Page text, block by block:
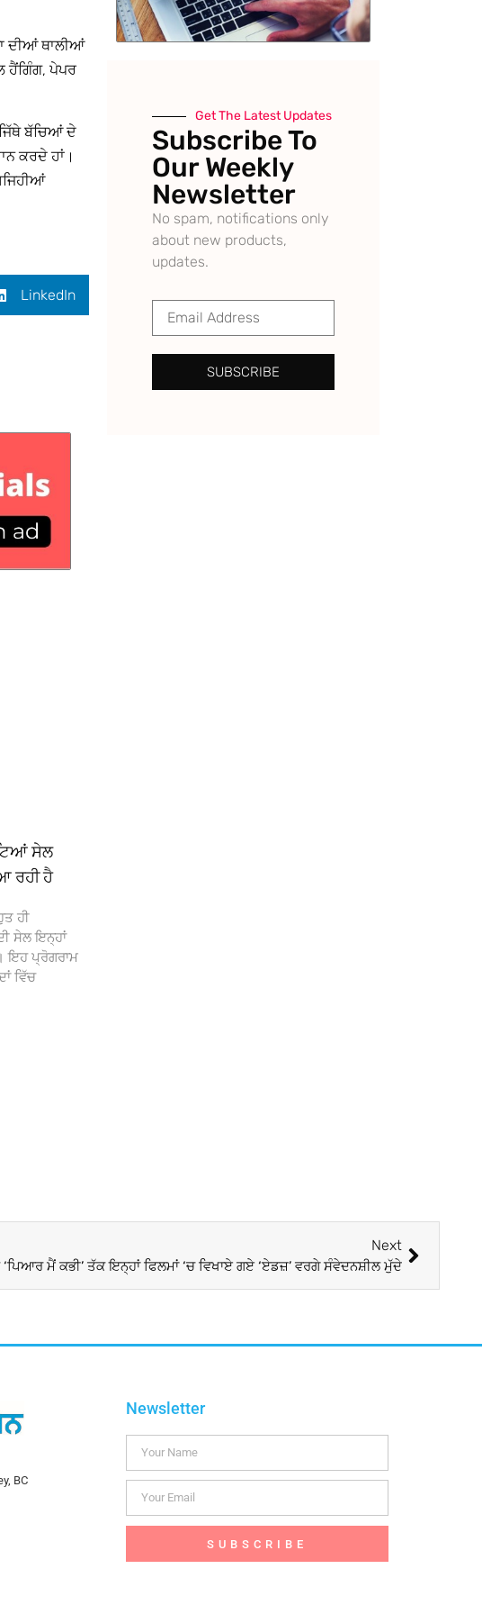
ਦੀਆਂ ਥਾਲੀਆਂ
ਹੈਂਗਿੰਗ, ਪੇਪਰ
ਬੱਚਿਆਂ ਦੇ
ਕਰਦੇ ਹਾਂ।
LinkedIn
ਸੇਲ
ਰਹੀ ਹੈ
ਹੀ
ਸੇਲ ਇਨ੍ਹਾਂ
ਇਹ ਪ੍ਰੋਗਰਾਮ
ਵਿੱਚ
Get The Latest Updates
Subscribe To
Our Weekly
Newsletter
No spam, notifications only
about new products,
updates.
SUBSCRIBE
Next
‘ਪਿਆਰ ਮੈਂ ਕਭੀ’ ਤੱਕ ਇਨ੍ਹਾਂ ਫਿਲਮਾਂ ‘ਚ ਵਿਖਾਏ ਗਏ ‘ਏਡਜ਼’ ਵਰਗੇ ਸੰਵੇਦਨਸ਼ੀਲ ਮੁੱਦੇ
BC
Newsletter
SUBSCRIBE